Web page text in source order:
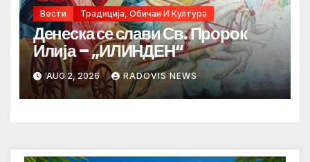
Вести Традиција, Обичаи И Култура
Денеска се слави Св. Пророк
Илија – „ИЛИНДЕН“
AUG 2, 2026 RADOVIS NEWS